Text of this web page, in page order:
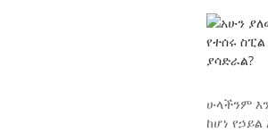
ሁላችንም
ከሆነ